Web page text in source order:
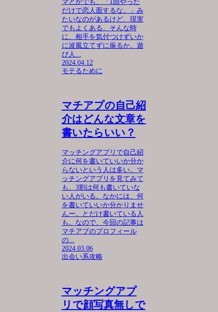
マとかでも、「1回やった
だけで恋人面するな。」み
たいなのがあるけど、現実
でもよくある。そんな時
に、相手を気付つけずいか
に波風立てずに振るか。遊
び人...
2024.04.12
モテるために
マチアプの自己紹
介はどんな文章を
書いたらいい？
マッチングアプリで自己紹
介に何を書いていいか分か
らないという人は多い。マ
ッチングアプリを見てみて
も、3割は何も書いていな
い人がいる。なかには、何
を書いていいか分かりませ
んー。とだけ書いている人
も。なので、今回の記事は
マチアプのプロフィール
の...
2024.03.06
出会い系攻略
マッチングアプ
リで顔写真無しで